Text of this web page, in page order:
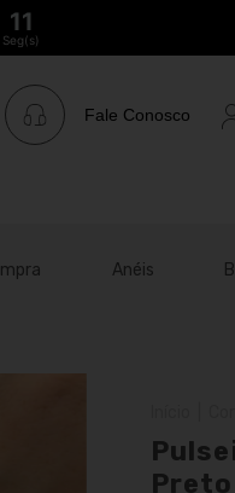
10
Seg(s)
Fale Conosco
Anéis